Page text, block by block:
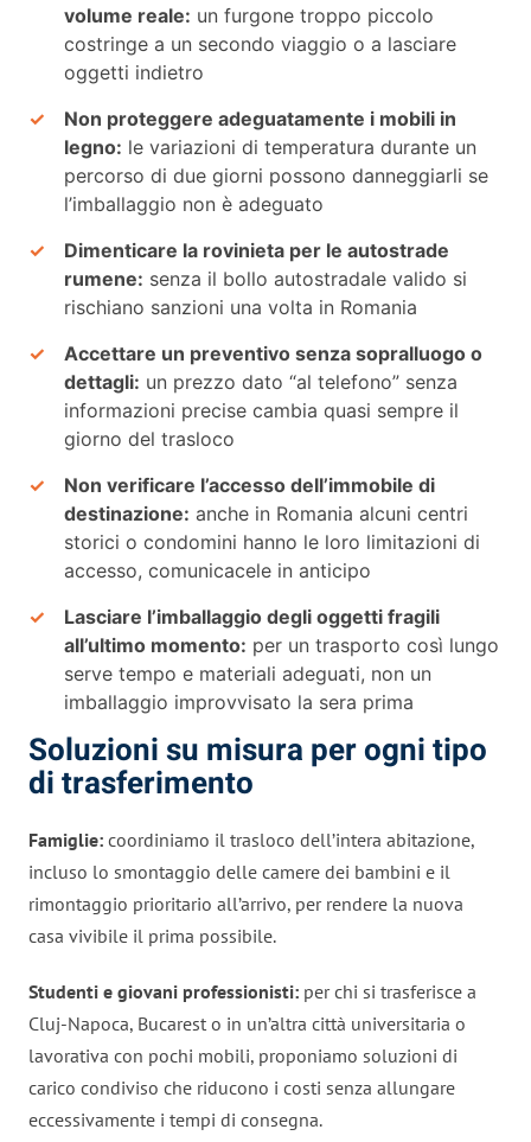
volume reale: un furgone troppo piccolo
costringe a un secondo viaggio o a lasciare
oggetti indietro
Non proteggere adeguatamente i mobili in
legno: le variazioni di temperatura durante un
percorso di due giorni possono danneggiarli se
l’imballaggio non è adeguato
Dimenticare la rovinieta per le autostrade
rumene: senza il bollo autostradale valido si
rischiano sanzioni una volta in Romania
Accettare un preventivo senza sopralluogo o
dettagli: un prezzo dato “al telefono” senza
informazioni precise cambia quasi sempre il
giorno del trasloco
Non verificare l’accesso dell’immobile di
destinazione: anche in Romania alcuni centri
storici o condomini hanno le loro limitazioni di
accesso, comunicacele in anticipo
Lasciare l’imballaggio degli oggetti fragili
all’ultimo momento: per un trasporto così lungo
serve tempo e materiali adeguati, non un
imballaggio improvvisato la sera prima
Soluzioni su misura per ogni tipo
di trasferimento
Famiglie: coordiniamo il trasloco dell’intera abitazione,
incluso lo smontaggio delle camere dei bambini e il
rimontaggio prioritario all’arrivo, per rendere la nuova
casa vivibile il prima possibile.
Studenti e giovani professionisti: per chi si trasferisce a
Cluj-Napoca, Bucarest o in un’altra città universitaria o
lavorativa con pochi mobili, proponiamo soluzioni di
carico condiviso che riducono i costi senza allungare
eccessivamente i tempi di consegna.